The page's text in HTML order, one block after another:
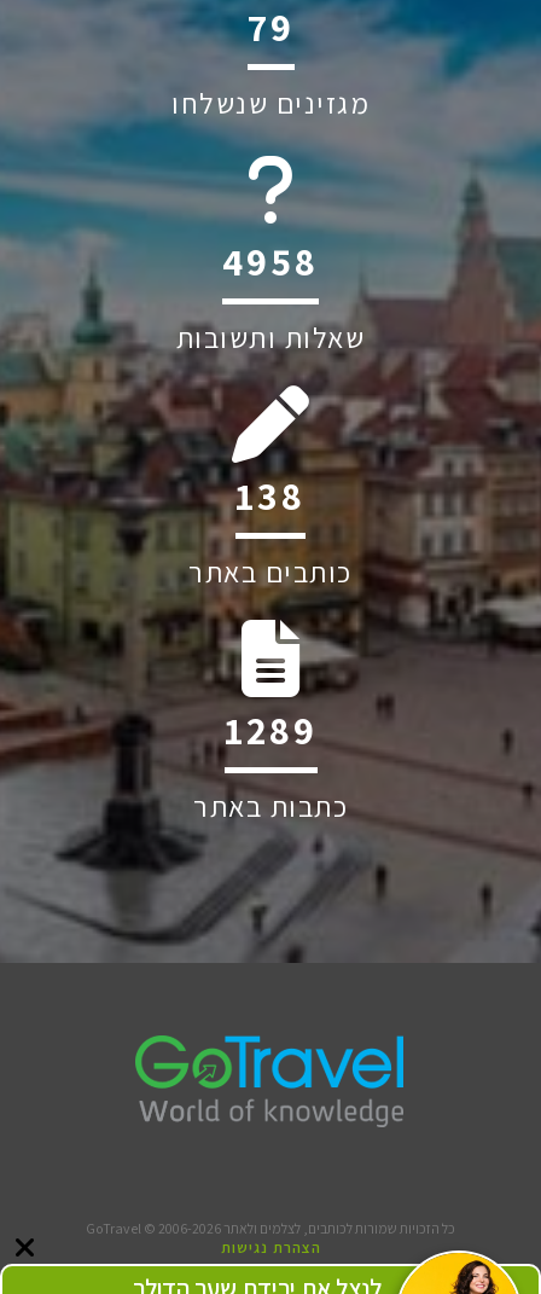
124
מגזינים שנשלחו
6045
שאלות ותשובות
216
כותבים באתר
2014
כתבות באתר
כל הזכויות שמורות לכותבים, לצלמים ולאתר GoTravel © 2006-2026
הצהרת נגישות
תנאי שימוש